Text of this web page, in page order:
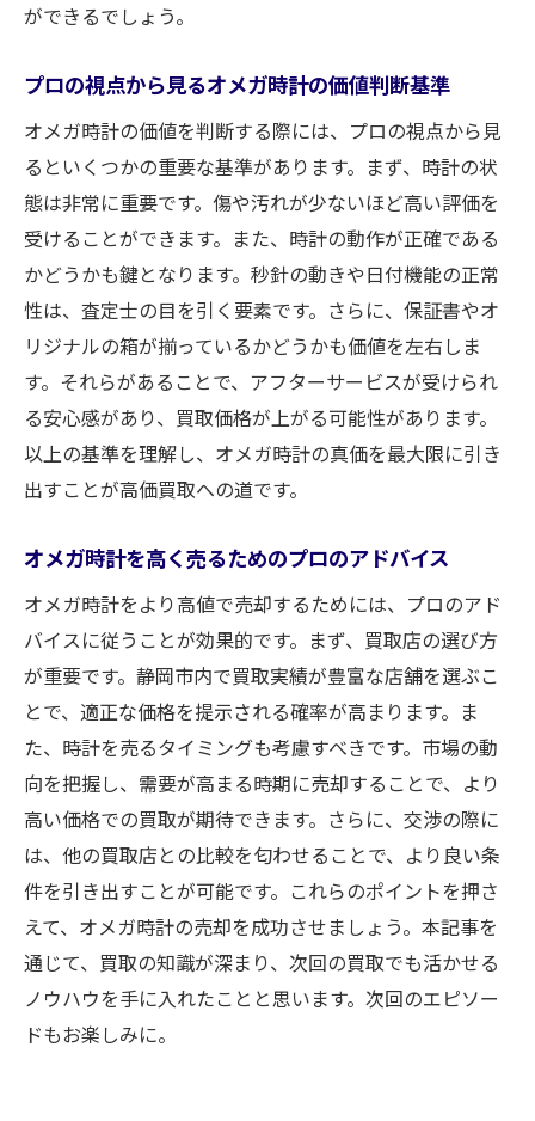
ができるでしょう。
プロの視点から見るオメガ時計の価値判断基準
オメガ時計の価値を判断する際には、プロの視点から見
るといくつかの重要な基準があります。まず、時計の状
態は非常に重要です。傷や汚れが少ないほど高い評価を
受けることができます。また、時計の動作が正確である
かどうかも鍵となります。秒針の動きや日付機能の正常
性は、査定士の目を引く要素です。さらに、保証書やオ
リジナルの箱が揃っているかどうかも価値を左右しま
す。それらがあることで、アフターサービスが受けられ
る安心感があり、買取価格が上がる可能性があります。
以上の基準を理解し、オメガ時計の真価を最大限に引き
出すことが高価買取への道です。
オメガ時計を高く売るためのプロのアドバイス
オメガ時計をより高値で売却するためには、プロのアド
バイスに従うことが効果的です。まず、買取店の選び方
が重要です。静岡市内で買取実績が豊富な店舗を選ぶこ
とで、適正な価格を提示される確率が高まります。ま
た、時計を売るタイミングも考慮すべきです。市場の動
向を把握し、需要が高まる時期に売却することで、より
高い価格での買取が期待できます。さらに、交渉の際に
は、他の買取店との比較を匂わせることで、より良い条
件を引き出すことが可能です。これらのポイントを押さ
えて、オメガ時計の売却を成功させましょう。本記事を
通じて、買取の知識が深まり、次回の買取でも活かせる
ノウハウを手に入れたことと思います。次回のエピソー
ドもお楽しみに。